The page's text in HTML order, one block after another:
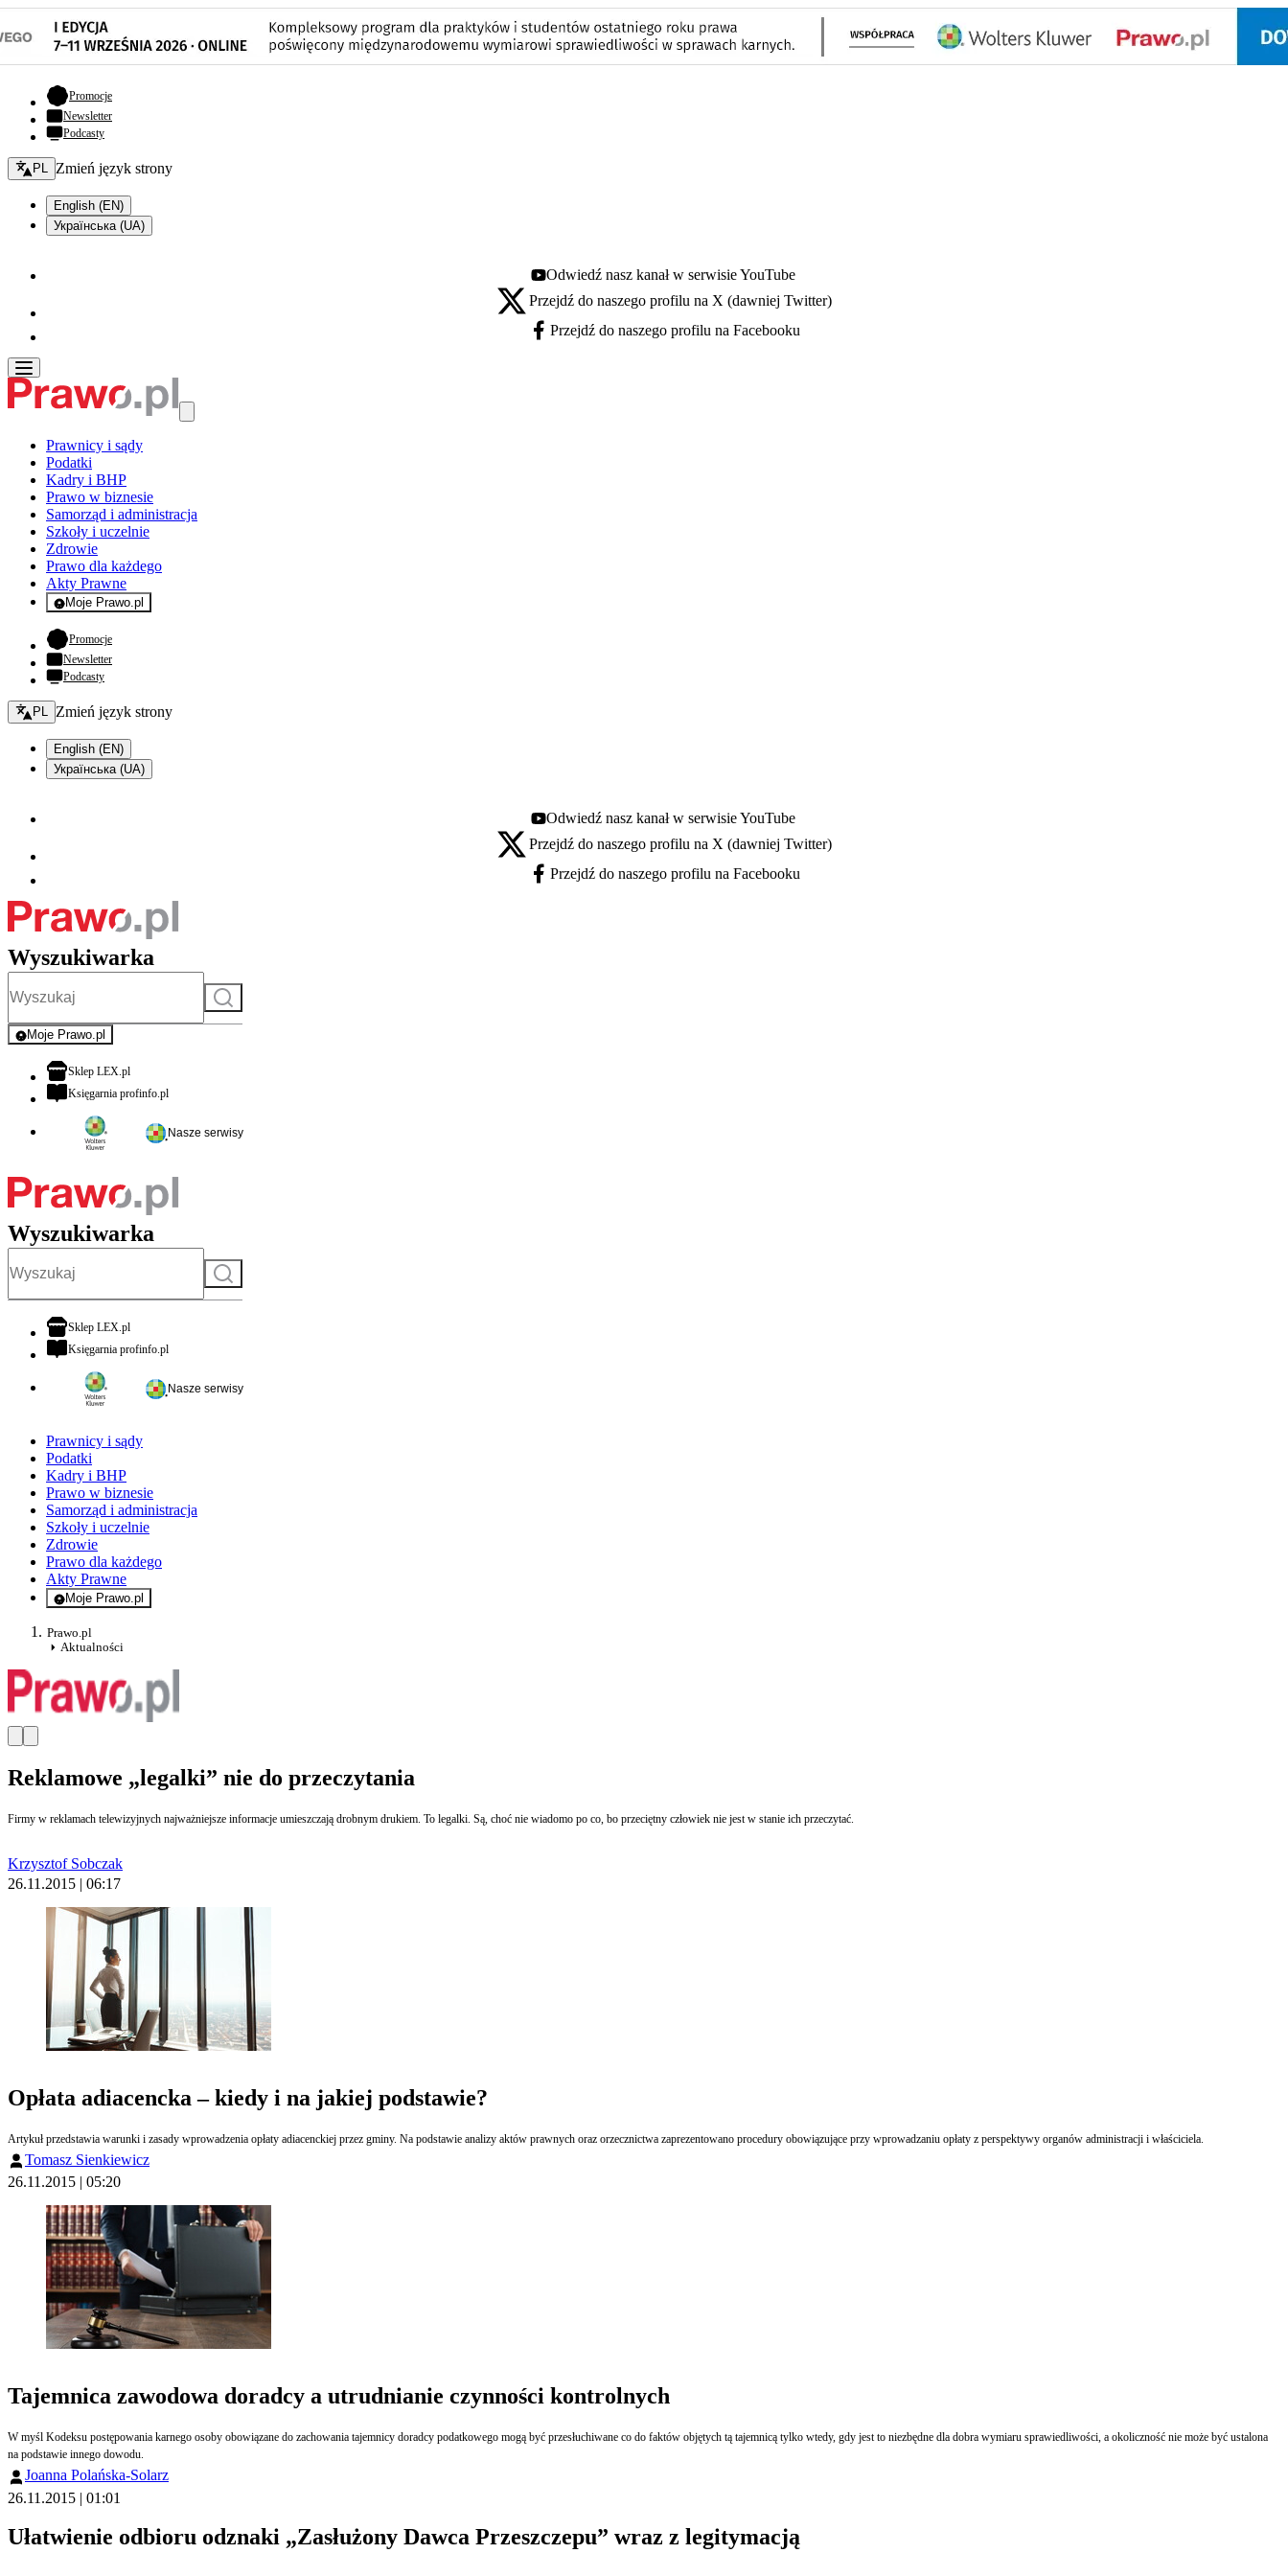
Promocje- otwiera się w nowej karcie
Newsletter
Podcasty
Zmień język - bieżący:
PL Zmień język strony
English (EN)
Українська (UA)
Youtube - otwiera się w nowej karcie
Odwiedź nasz kanał w serwisie YouTube
X - otwiera się w nowej karcie
Przejdź do naszego profilu na X (dawniej Twitter)
Facebook - otwiera się w nowej karcie
Przejdź do naszego profilu na Facebooku
Prawnicy i sądy
Podatki
Kadry i BHP
Prawo w biznesie
Samorząd i administracja
Szkoły i uczelnie
Zdrowie
Prawo dla każdego
Akty Prawne
Moje Prawo.pl
- rejestracja i logowanie do serwisu
Promocje- otwiera się w nowej karcie
Newsletter
Podcasty
Zmień język - bieżący:
PL Zmień język strony
English (EN)
Українська (UA)
Youtube - otwiera się w nowej karcie
Odwiedź nasz kanał w serwisie YouTube
X - otwiera się w nowej karcie
Przejdź do naszego profilu na X (dawniej Twitter)
Facebook - otwiera się w nowej karcie
Przejdź do naszego profilu na Facebooku
Wyszukiwarka
Szukaj
Moje Prawo.pl
- rejestracja i logowanie do serwisu
Sklep LEX.plotwiera się w nowej karcie
Księgarnia profinfo.plotwiera się w nowej karcie
Nasze serwisy
Wyszukiwarka
Szukaj
Sklep LEX.plotwiera się w nowej karcie
Księgarnia profinfo.plotwiera się w nowej karcie
Nasze serwisy
Prawnicy i sądy
Podatki
Kadry i BHP
Prawo w biznesie
Samorząd i administracja
Szkoły i uczelnie
Zdrowie
Prawo dla każdego
Akty Prawne
Moje Prawo.pl
- rejestracja i logowanie do serwisu
Prawo.pl
Aktualności
Reklamowe „legalki” nie do przeczytania
Firmy w reklamach telewizyjnych najważniejsze informacje umieszczają drobnym drukiem. To legalki. Są, choć nie wiadomo po co, bo przeciętny człowiek nie jest w stanie ich przeczytać.
Krzysztof Sobczak
26.11.2015 | 06:17
Opłata adiacencka – kiedy i na jakiej podstawie?
Artykuł przedstawia warunki i zasady wprowadzenia opłaty adiacenckiej przez gminy. Na podstawie analizy aktów prawnych oraz orzecznictwa zaprezentowano procedury obowiązujące przy wprowadzaniu opłaty z perspektywy organów administracji i właściciela.
Tomasz Sienkiewicz
26.11.2015 | 05:20
Tajemnica zawodowa doradcy a utrudnianie czynności kontrolnych
W myśl Kodeksu postępowania karnego osoby obowiązane do zachowania tajemnicy doradcy podatkowego mogą być przesłuchiwane co do faktów objętych tą tajemnicą tylko wtedy, gdy jest to niezbędne dla dobra wymiaru sprawiedliwości, a okoliczność nie może być ustalona
na podstawie innego dowodu.
Joanna Polańska-Solarz
26.11.2015 | 01:01
Ułatwienie odbioru odznaki „Zasłużony Dawca Przeszczepu” wraz z legitymacją